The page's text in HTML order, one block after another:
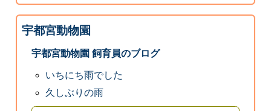
宇都宮動物園
宇都宮動物園 飼育員のブログ
いちにち雨でした
久しぶりの雨